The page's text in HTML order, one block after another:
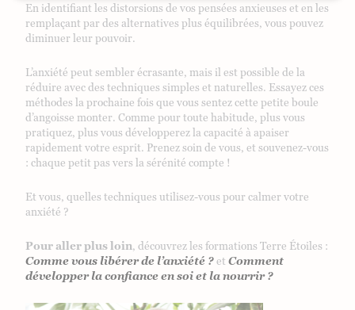
En identifiant les distorsions de vos pensées anxieuses et en les
remplaçant par des alternatives plus équilibrées, vous pouvez
diminuer leur pouvoir.
L’anxiété peut sembler écrasante, mais il est possible de la
réduire avec des techniques simples et naturelles. Essayez ces
méthodes la prochaine fois que vous sentez cette petite boule
d’angoisse monter. Comme pour toute habitude, plus vous
pratiquez, plus vous développerez la capacité à apaiser
rapidement votre esprit. Prenez soin de vous, et souvenez-vous
: chaque petit pas vers la sérénité compte !
Et vous, quelles techniques utilisez-vous pour calmer votre
anxiété ?
Pour aller plus loin, découvrez les formations Terre Étoiles :
Comme vous libérer de l’anxiété ?et Comment
développer la confiance en soi et la nourrir ?